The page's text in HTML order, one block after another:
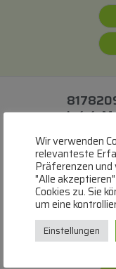
Io4 4-
Wir verwenden
relevanteste
Präferenzen und
"Alle
Cookies zu. Sie
um eine
Einstellungen